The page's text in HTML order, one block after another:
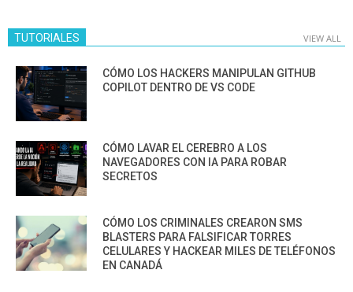
TUTORIALES VIEW ALL
CÓMO LOS HACKERS MANIPULAN GITHUB
COPILOT DENTRO DE VS CODE
CÓMO LAVAR EL CEREBRO A LOS
NAVEGADORES CON IA PARA ROBAR
SECRETOS
CÓMO LOS CRIMINALES CREARON SMS
BLASTERS PARA FALSIFICAR TORRES
CELULARES Y HACKEAR MILES DE TELÉFONOS
EN CANADÁ